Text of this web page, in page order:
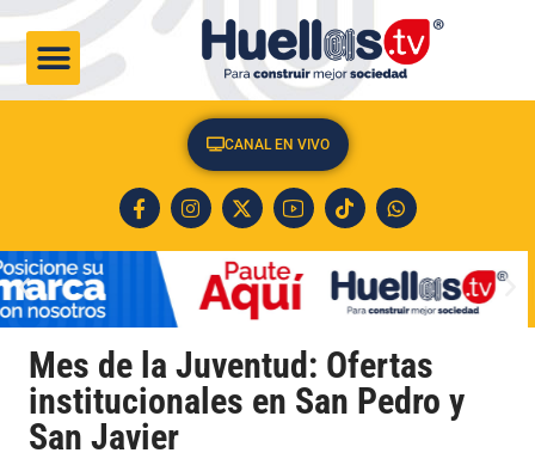
CANAL EN VIVO
Mes de la Juventud: Ofertas
institucionales en San Pedro y
San Javier